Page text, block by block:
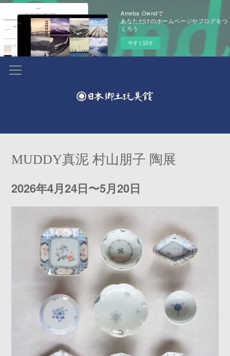
Ameba Owndで
あなただけのホームページやブログをつ
くろう
今すぐ試す
MUDDY真泥 村山朋子 陶展
2026年4月24日〜5月20日